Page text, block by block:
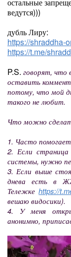
ведутся)))
дубль Лиру:
https://shraddha-
https://t.me/
P.S. говорят, что
оставить
потому, что мой
такого не любит.
Что можно
1. Часто
2. Если
системы, нужно
3. Если выше
днева есть в
Тележкеhttps://
вешаю видосики).
4. У меня
анонимно,